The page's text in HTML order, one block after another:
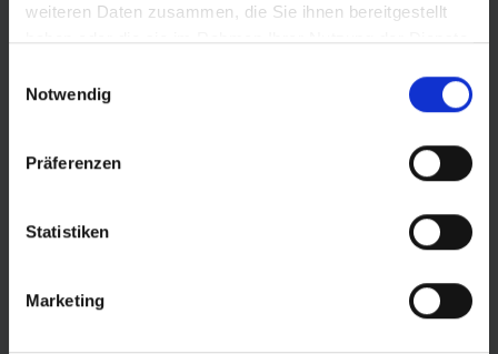
weiteren Daten zusammen, die Sie ihnen bereitgestellt
haben oder die sie im Rahmen Ihrer Nutzung der Dienste
Notwendig
Präferenzen
Statistiken
Marketing